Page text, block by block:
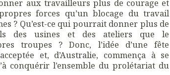
aux travailleurs plus de courage et
forces qu’un blocage du travail
? Qu’est-ce qui pourrait donner plus de
des usines et des ateliers que le
troupes ? Donc, l’idée d’une fête
et, d’Australie, commença à se
conquérir l’ensemble du prolétariat du